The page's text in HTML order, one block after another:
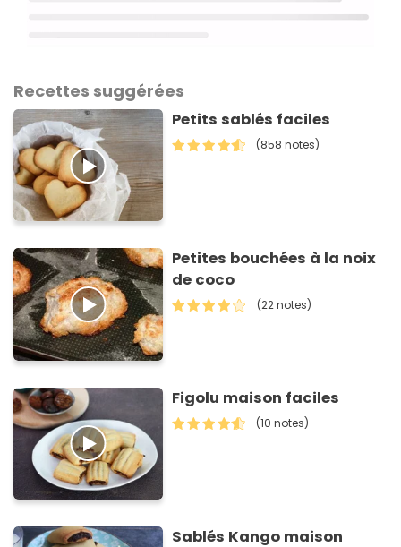
Recettes suggérées
Petits sablés faciles
(858 notes)
Petites bouchées à la noix
de coco
(22 notes)
Figolu maison faciles
(10 notes)
Sablés Kango maison